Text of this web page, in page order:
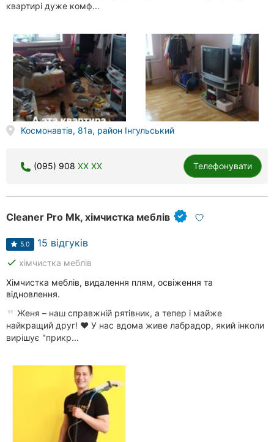
Львів
Кривий
Ріг
Херсон
Полтава
Чернігів
Чернівці
Суми
Івано-
Ужгород
квартирі дуже комф...
Космонавтів, 81а, район Інгульський
(095) 908 XX XX Телефонувати
Cleaner Pro Mk, хімчистка меблів
5.0 15 відгуків
done хімчистка меблів
Хімчистка меблів, видалення плям, освіження та
відновлення.
Женя – наш справжній рятівник, а тепер і майже
найкращий друг! ❤️ У нас вдома живе лабрадор, який інколи
вирішує "прикр...